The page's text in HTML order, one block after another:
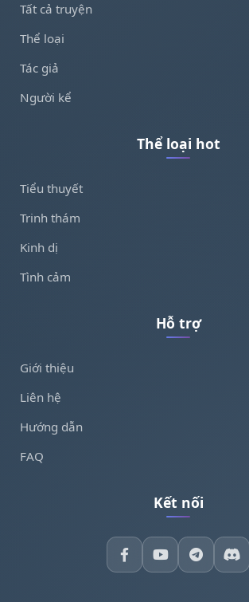
Tất cả truyện
Thể loại
Tác giả
Người kể
Thể loại hot
Tiểu thuyết
Trinh thám
Kinh dị
Tình cảm
Hỗ trợ
Giới thiệu
Liên hệ
Hướng dẫn
FAQ
Kết nối